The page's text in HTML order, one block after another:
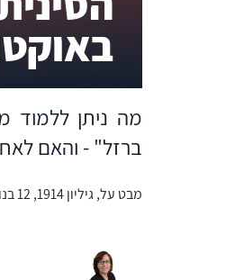
מה ניתן ללמוד
ברזל" - והאם
מבט על, גיליון 1914, 12 בנובמבר 2024